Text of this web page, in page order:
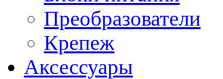
Преобразователи
Крепеж
Аксессуары